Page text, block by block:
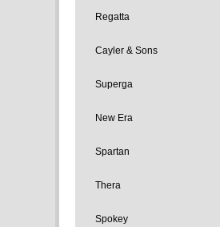
Regatta
Cayler & Sons
Superga
New Era
Spartan
Thera
Spokey